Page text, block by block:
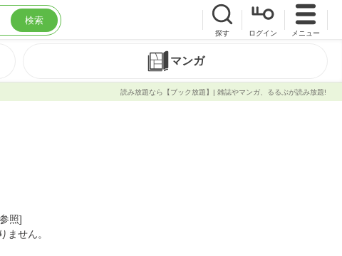
検索
探す ログイン メニュー
マンガ
読み放題なら【ブック放題】| 雑誌やマンガ、るるぶが読み放題!
照]
ません。